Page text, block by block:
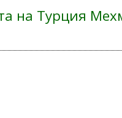
на Турция